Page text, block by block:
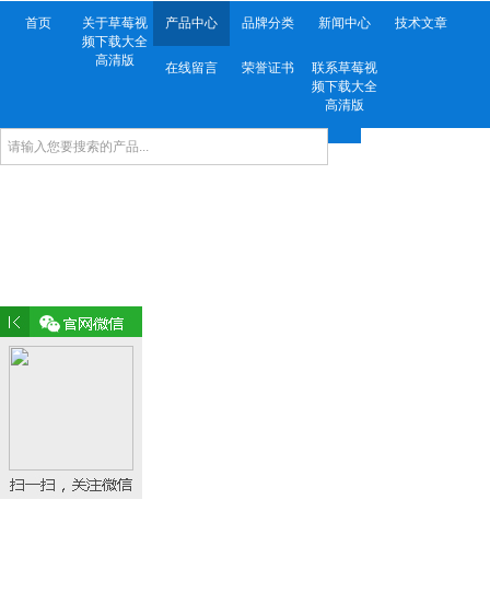
首页
关于草莓视
频下载大全
高清版
产品中心 品牌分类 新闻中心 技术文章
在线留言 荣誉证书
联系草莓视
频下载大全
高清版